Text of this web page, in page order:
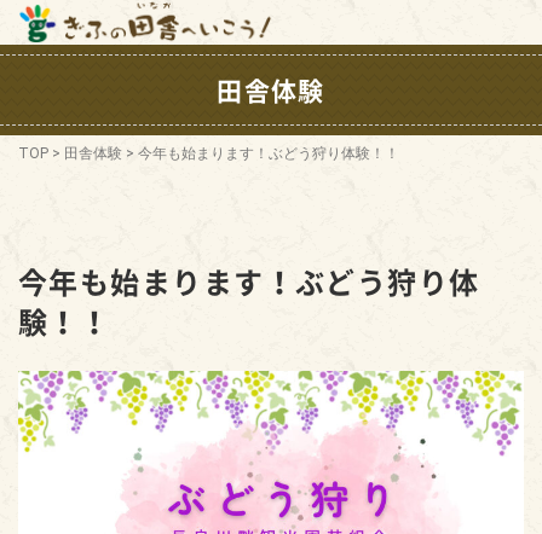
田舎体験
TOP > 田舎体験 > 今年も始まります！ぶどう狩り体験！！
今年も始まります！ぶどう狩り体
験！！